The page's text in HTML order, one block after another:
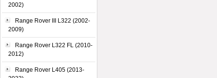
2002)
Range Rover III L322 (2002-
2009)
Range Rover L322 FL (2010-
2012)
Range Rover L405 (2013-